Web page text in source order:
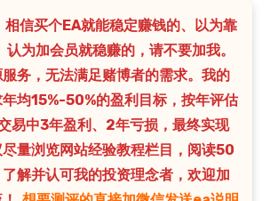
相信买个EA就能稳定赚钱的、以为靠
认为加会员就稳赚的，请不要加我。
务，无法满足赌博者的需求。我的
均15%-50%的盈利目标，按年评估
易中3年盈利、2年亏损，最终实现
量浏览网站经验教程栏目，阅读50
解并认可我的投资理念者，欢迎加